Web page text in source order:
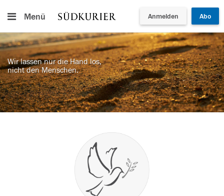
Menü Anmelden Abo
Wir lassen nur die Hand los,
nicht den Menschen.